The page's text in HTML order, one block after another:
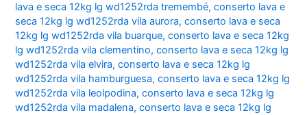
lava e seca 12kg lg wd1252rda tremembé,conserto lava e
seca 12kg lg wd1252rda vila aurora,conserto lava e seca
12kg lg wd1252rda vila buarque,conserto lava e seca 12kg
lg wd1252rda vila clementino,conserto lava e seca 12kg lg
wd1252rda vila elvira,conserto lava e seca 12kg lg
wd1252rda vila hamburguesa,conserto lava e seca 12kg lg
wd1252rda vila leolpodina,conserto lava e seca 12kg lg
wd1252rda vila madalena,conserto lava e seca 12kg lg